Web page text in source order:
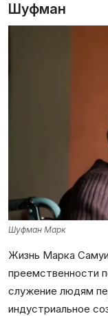
Шуфман
Шуфман Марк
Жизнь Марка
преемственности
служение людям
индустриальное